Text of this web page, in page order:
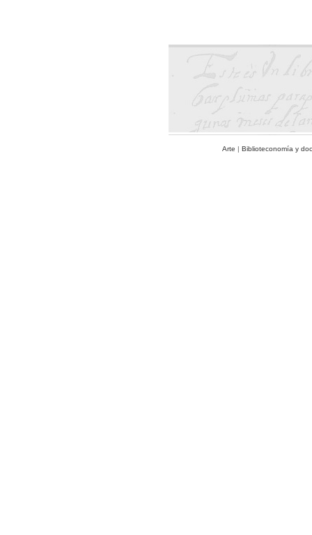
Arte | Biblioteconomía y